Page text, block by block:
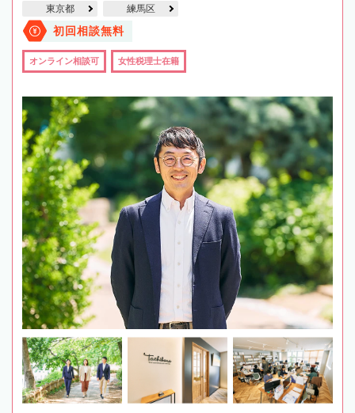
東京都 練馬区
初回相談無料
オンライン相談可 女性税理士在籍